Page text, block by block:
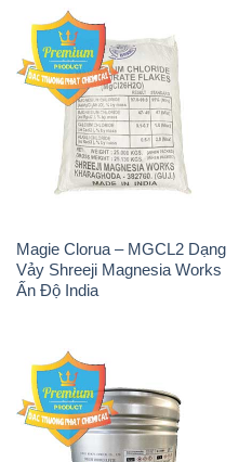
Magie Clorua – MGCL2 Dạng
Vảy Shreeji Magnesia Works
Ấn Độ India